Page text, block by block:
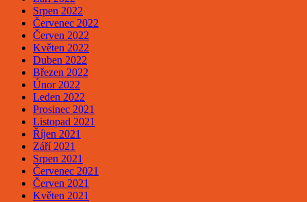
Srpen 2022
Červenec 2022
Červen 2022
Květen 2022
Duben 2022
Březen 2022
Únor 2022
Leden 2022
Prosinec 2021
Listopad 2021
Říjen 2021
Září 2021
Srpen 2021
Červenec 2021
Červen 2021
Květen 2021